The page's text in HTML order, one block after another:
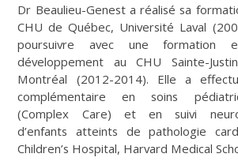
Dr Beaulieu-Genest a réalisé sa
CHU de Québec, Université Laval
poursuivre avec une formation
développement au CHU Sainte-
Montréal (2012-2014). Elle a
complémentaire en soins
(Complex Care) et en suivi
d’enfants atteints de pathologie
Children’s Hospital, Harvard Medical